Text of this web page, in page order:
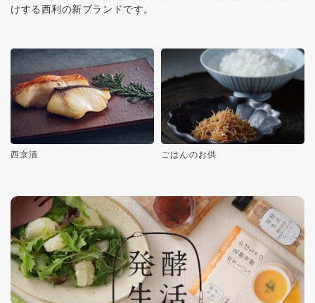
けする西利の新ブランドです。
西京漬 ごはんのお供